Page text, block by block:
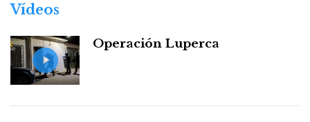
Vídeos
Operación Luperca